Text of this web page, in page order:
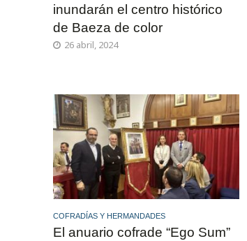
inundarán el centro histórico
de Baeza de color
26 abril, 2024
COFRADÍAS Y HERMANDADES
El anuario cofrade “Ego Sum”